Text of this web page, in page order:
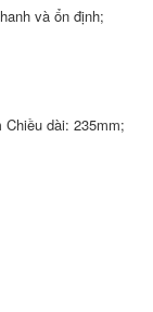
và ổn định;
dài: 235mm;